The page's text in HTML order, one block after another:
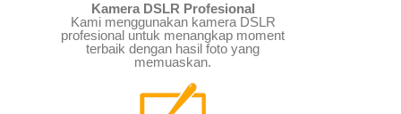
Kamera DSLR Profesional
Kami menggunakan kamera DSLR
profesional untuk menangkap moment
terbaik dengan hasil foto yang
memuaskan.